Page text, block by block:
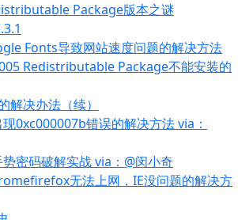
Package版本之谜
Fonts导致网站速度问题的解决方法
Redistributable Package不能安装的
解决办法（续）
0xc000007b错误的解决方法 via：
密码破解实战 via：@闵小奇
无法上网，IE没问题的解决方